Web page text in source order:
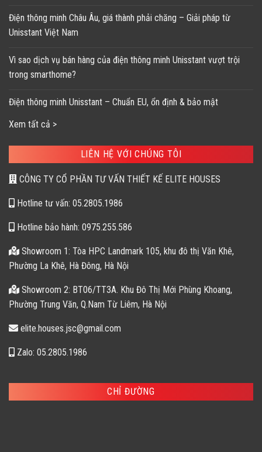
Điện thông minh Châu Âu, giá thành phải chăng – Giải pháp từ
Unisstant Việt Nam
Vì sao dịch vụ bán hàng của điện thông minh Unisstant vượt trội
trong smarthome?
Điện thông minh Unisstant – Chuẩn EU, ổn định & bảo mật
Xem tất cả >
LIÊN HỆ VỚI CHÚNG TÔI
CÔNG TY CỔ PHẦN TƯ VẤN THIẾT KẾ ELITE HOUSES
Hotline tư vấn: 05.2805.1986
Hotline bảo hành: 0975.255.586
Showroom 1: Tòa HPC Landmark 105, khu đô thị Văn Khê,
Phường La Khê, Hà Đông, Hà Nội
Showroom 2: BT06/TT3A. Khu Đô Thị Mới Phùng Khoang,
Phường Trung Văn, Q.Nam Từ Liêm, Hà Nội
elite.houses.jsc@gmail.com
Zalo: 05.2805.1986
CHỈ ĐƯỜNG